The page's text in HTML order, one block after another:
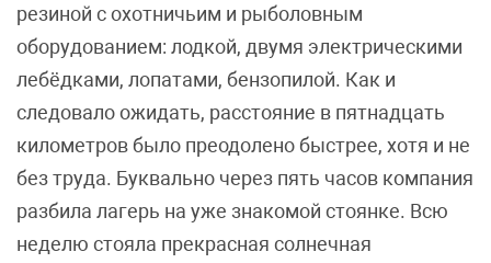
резиной с охотничьим и рыболовным
оборудованием: лодкой, двумя электрическими
лебёдками, лопатами, бензопилой. Как и
следовало ожидать, расстояние в пятнадцать
километров было преодолено быстрее, хотя и не
без труда. Буквально через пять часов компания
разбила лагерь на уже знакомой стоянке. Всю
неделю стояла прекрасная солнечная